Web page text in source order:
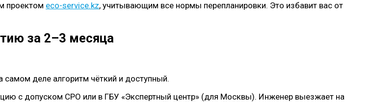
проектом eco-service.kz, учитывающим все нормы перепланировки. Это избавит вас от
за 2–3 месяца
самом деле алгоритм чёткий и доступный.
с допуском СРО или в ГБУ «Экспертный центр» (для Москвы). Инженер выезжает на